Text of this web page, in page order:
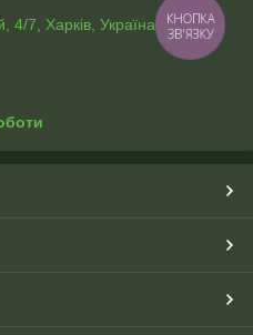
4/7, Харків, Україна
КНОПКА
ЗВ'ЯЗКУ